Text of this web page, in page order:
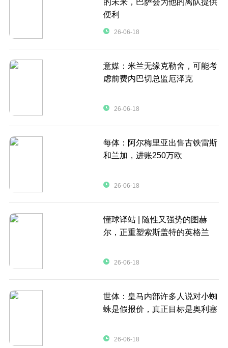
便利
26-06-18
意媒：米兰无缘克勒舍，可能考
虑前费内巴切总监厄泽克
26-06-18
每体：阿尔梅里亚出售古铁雷斯
和兰加，进账250万欧
26-06-18
懂球译站 | 随性又强势的图赫
尔，正重塑索斯盖特的英格兰
26-06-18
世体：皇马内部许多人说对小蜘
蛛是假报价，真正目标是奥利塞
26-06-18